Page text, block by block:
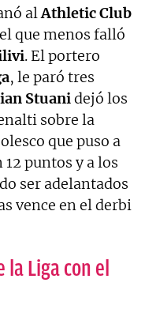
alAthletic Club
que menos falló
. El portero
, le paró tres
Stuanidejó los
sobre la
que puso a
puntos y a los
ser adelantados
vence en el derbi
Liga con el